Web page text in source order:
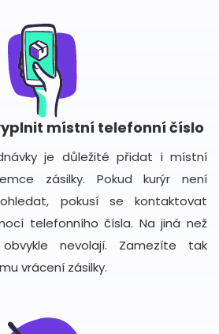
místní telefonní číslo
je důležité přidat i místní
zásilky. Pokud kurýr není
pokusí se kontaktovat
telefonního čísla. Na jiná než
nevolají. Zamezíte tak
vrácení zásilky.